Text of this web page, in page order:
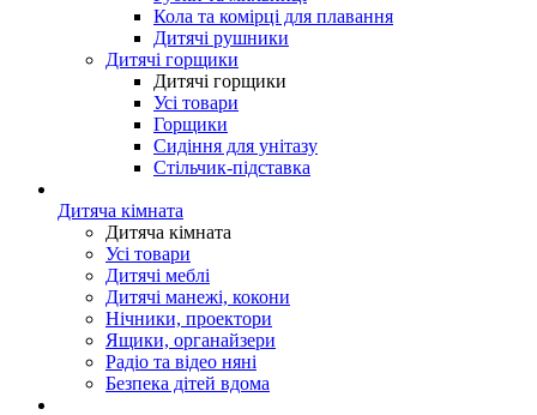
Кола та комірці для плавання
Дитячі рушники
Дитячі горщики
Дитячі горщики
Усі товари
Горщики
Сидіння для унітазу
Стільчик-підставка
Дитяча кімната
Дитяча кімната
Усі товари
Дитячі меблі
Дитячі манежі, кокони
Нічники, проектори
Ящики, органайзери
Радіо та відео няні
Безпека дітей вдома